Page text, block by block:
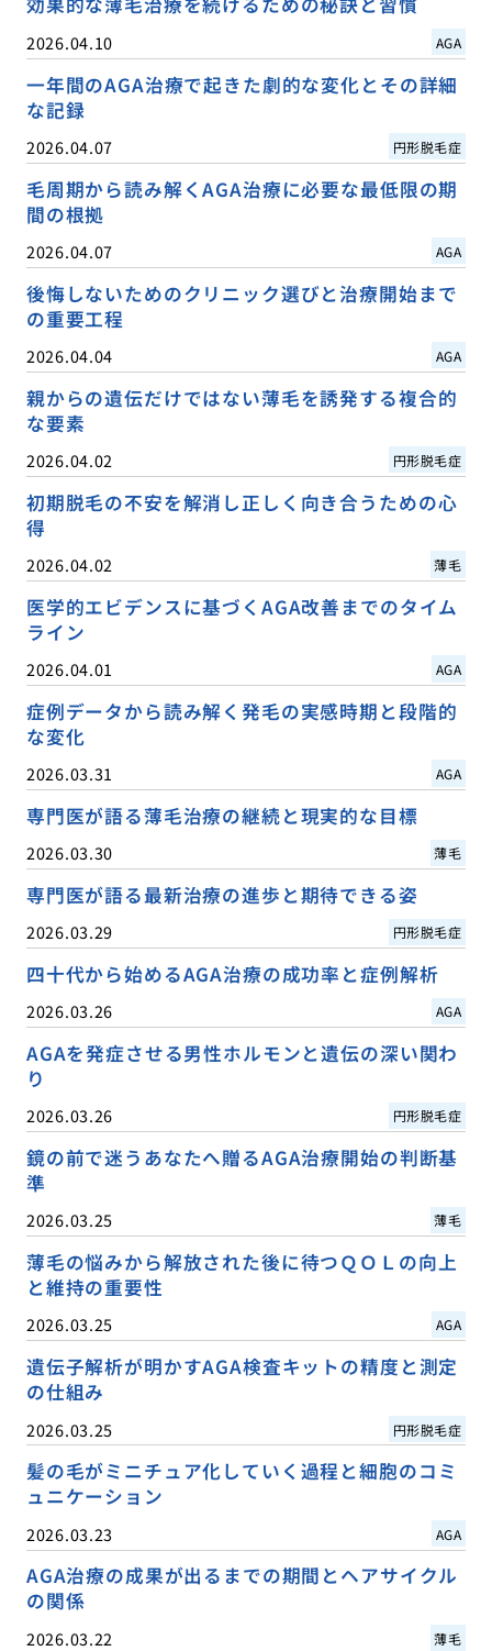
2026.04.10 AGA
一年間のAGA治療で起きた劇的な変化とその詳細
な記録
2026.04.07 円形脱毛症
毛周期から読み解くAGA治療に必要な最低限の期
間の根拠
2026.04.07 AGA
後悔しないためのクリニック選びと治療開始まで
の重要工程
2026.04.04 AGA
親からの遺伝だけではない薄毛を誘発する複合的
な要素
2026.04.02 円形脱毛症
初期脱毛の不安を解消し正しく向き合うための心
得
2026.04.02 薄毛
医学的エビデンスに基づくAGA改善までのタイム
ライン
2026.04.01 AGA
症例データから読み解く発毛の実感時期と段階的
な変化
2026.03.31 AGA
専門医が語る薄毛治療の継続と現実的な目標
2026.03.30 薄毛
専門医が語る最新治療の進歩と期待できる姿
2026.03.29 円形脱毛症
四十代から始めるAGA治療の成功率と症例解析
2026.03.26 AGA
AGAを発症させる男性ホルモンと遺伝の深い関わ
り
2026.03.26 円形脱毛症
鏡の前で迷うあなたへ贈るAGA治療開始の判断基
準
2026.03.25 薄毛
薄毛の悩みから解放された後に待つＱＯＬの向上
と維持の重要性
2026.03.25 AGA
遺伝子解析が明かすAGA検査キットの精度と測定
の仕組み
2026.03.25 円形脱毛症
髪の毛がミニチュア化していく過程と細胞のコミ
ュニケーション
2026.03.23 AGA
AGA治療の成果が出るまでの期間とヘアサイクル
の関係
2026.03.22 薄毛